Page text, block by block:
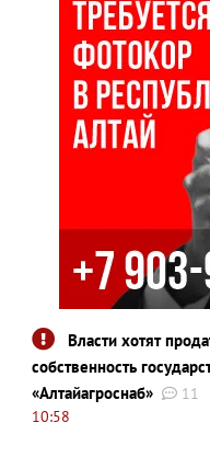
Власти хотят
собственность
«Алтайагроснаб»
11
10:58